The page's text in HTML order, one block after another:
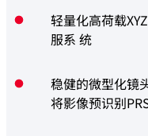
轻量化高荷载
服系 统
稳健的微型化镜
将影像预识别